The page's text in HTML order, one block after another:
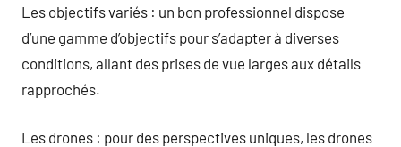
Les objectifs variés : un bon professionnel dispose
d’une gamme d’objectifs pour s’adapter à diverses
conditions, allant des prises de vue larges aux détails
rapprochés.
Les drones : pour des perspectives uniques, les drones